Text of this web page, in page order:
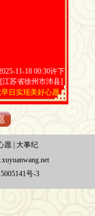
11-18 00:30许下
江苏省徐州市沛县]
日实现美好心愿
愿
大事纪
号-3